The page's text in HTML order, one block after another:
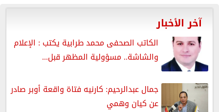
آخر الأخبار
الكاتب الصحفى محمد طرابية يكتب : الإعلام
والشاشة.. مسؤولية المظهر قبل...
جمال عبدالرحيم: كارنيه فتاة واقعة أوبر صادر
عن كيان وهمي